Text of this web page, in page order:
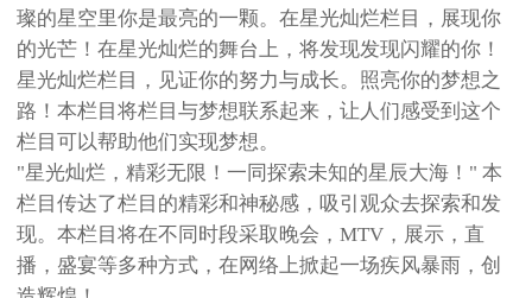
璨的星空里你是最亮的一颗。在星光灿烂栏目，展现你
的光芒！在星光灿烂的舞台上，将发现发现闪耀的你！
星光灿烂栏目，见证你的努力与成长。照亮你的梦想之
路！本栏目将栏目与梦想联系起来，让人们感受到这个
栏目可以帮助他们实现梦想。
"星光灿烂，精彩无限！一同探索未知的星辰大海！" 本
栏目传达了栏目的精彩和神秘感，吸引观众去探索和发
现。本栏目将在不同时段采取晚会，MTV，展示，直
播，盛宴等多种方式，在网络上掀起一场疾风暴雨，创